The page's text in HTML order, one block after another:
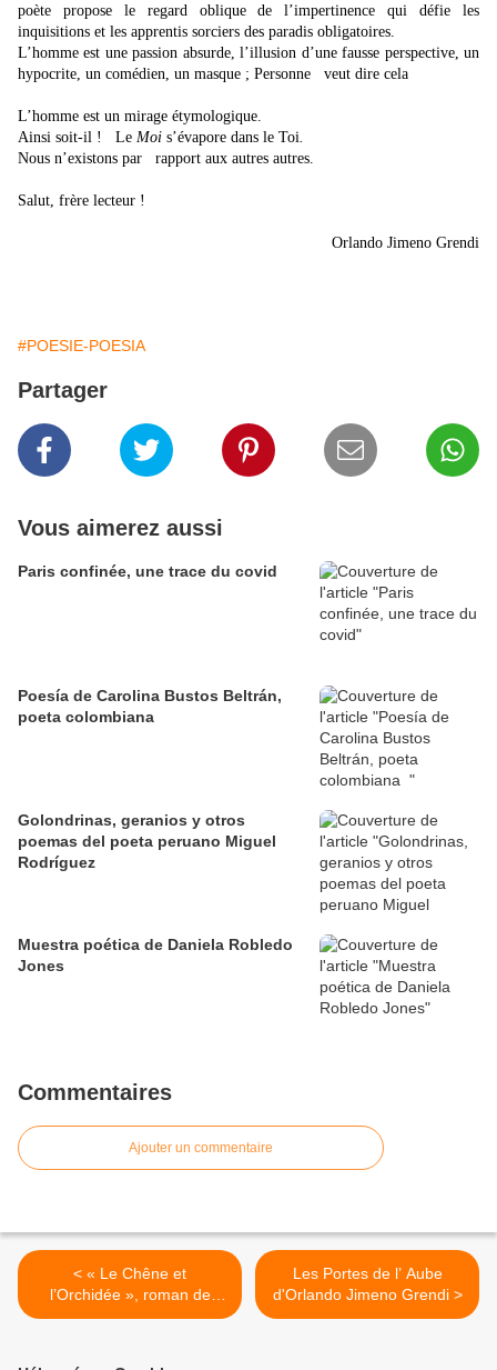
poète propose le regard oblique de l’impertinence qui défie les
inquisitions et les apprentis sorciers des paradis obligatoires.
L’homme est une passion absurde, l’illusion d’une fausse perspective, un
hypocrite, un comédien, un masque ; Personne
veut dire cela
L’homme est un mirage étymologique.
Ainsi soit-il ! Le Moi s’évapore dans le Toi
Nous n’existons par rapport aux autres autres.
Salut, frère lecteur !
Orlando Jimeno Grendi
#POESIE-POESIA
Partager
Vous aimerez aussi
Paris confinée, une trace du covid
Poesía de Carolina Bustos Beltrán,
poeta colombiana
Golondrinas, geranios y otros
poemas del poeta peruano Miguel
Rodríguez
Muestra poética de Daniela Robledo
Jones
Commentaires
Ajouter un commentaire
< ​​​​​​​« Le Chêne et
l’Orchidée », roman de
Danièle Covo, écrivaine
Les Portes de l’ Aube
d'Orlando Jimeno Grendi >